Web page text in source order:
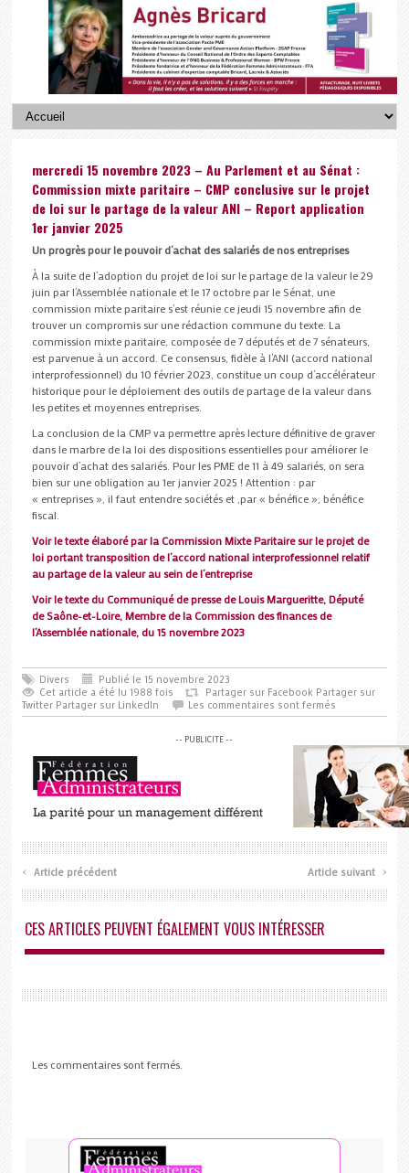
mercredi 15 novembre 2023 – Au Parlement et au Sénat :
Commission mixte paritaire – CMP conclusive sur le projet
de loi sur le partage de la valeur ANI – Report application
1er janvier 2025
Un progrès pour le pouvoir d’achat des salariés de nosentreprises
À la suite de l’adoption du projet de loi sur le partage de la valeur le 29
juin par l’Assemblée nationale et le 17 octobre par le Sénat, une
commission mixte paritaire s’est réunie ce jeudi 15 novembre afin de
trouver un compromis sur une rédaction commune du texte. La
commission mixte paritaire, composée de 7 députés et de 7 sénateurs,
est parvenue à un accord. Ce consensus, fidèle à l’ANI (accord national
interprofessionnel) du 10 février 2023, constitue un coup d’accélérateur
historique pour le déploiement des outils de partage de la valeur dans
les petites et moyennes entreprises.
La conclusion de la CMP va permettre après lecture définitive de graver
dans le marbre de la loi des dispositions essentielles pour améliorer le
pouvoir d’achat des salariés. Pour les PME de 11 à 49 salariés, on sera
bien sur une obligation au 1er janvier 2025 ! Attention : par
« entreprises », il faut entendre sociétés et ,par « bénéfice », bénéfice
fiscal.
Voir le texte élaboré par la Commission Mixte Paritaire sur le projet de
loi portant transposition de l’accord national interprofessionnel relatif
au partage de la valeur au sein de l’entreprise
Voir le texte du Communiqué de presse de Louis Margueritte, Député
de Saône-et-Loire, Membre de la Commission des finances de
l’Assemblée nationale, du 15 novembre 2023
Divers
Publié le 15 novembre 2023
Cet article a été lu 1988 fois
Partager sur Facebook Partager sur
Twitter Partager sur LinkedIn Les commentaires sont fermés
-- PUBLICITE --
‹ Article précédent Article suivant ›
CES ARTICLES PEUVENT ÉGALEMENT VOUS INTÉRESSER
Les commentaires sont fermés.